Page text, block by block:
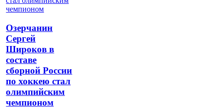
Озерчанин
Сергей
Широков в
составе
сборной России
по хоккею стал
олимпийским
чемпионом